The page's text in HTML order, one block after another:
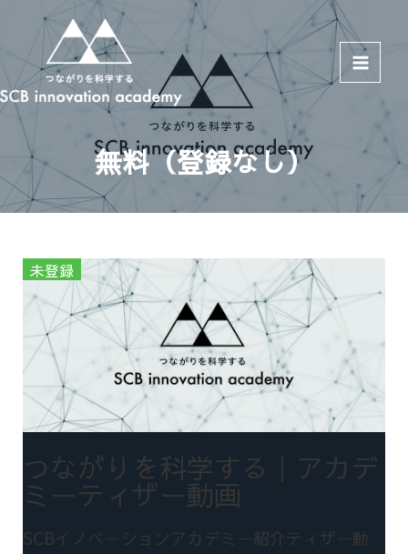
Main
Menu
無料（登録なし）
つながりを科学する｜アカデ
ミーティザー動画
SCBイノベーションアカデミー紹介ティザー動